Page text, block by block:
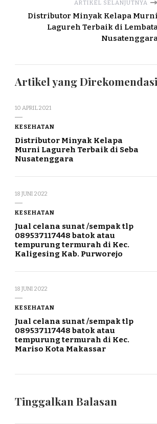
ARTIKEL SELANJUTNYA
Distributor Minyak Kelapa Murni
Lagureh Terbaik di
Artikel yang
10 APRIL 2021
KESEHATAN
Distributor Minyak Kelapa
Murni Lagureh Terbaik di Seba
Nusatenggara
18 JUNI 2022
KESEHATAN
Jual celana sunat /sempak tlp
089537117448 batok atau
tempurung termurah di Kec.
Kaligesing Kab. Purworejo
18 JUNI 2022
KESEHATAN
Jual celana sunat /sempak tlp
089537117448 batok atau
tempurung termurah di Kec.
Mariso Kota Makassar
Tinggalkan Balasan